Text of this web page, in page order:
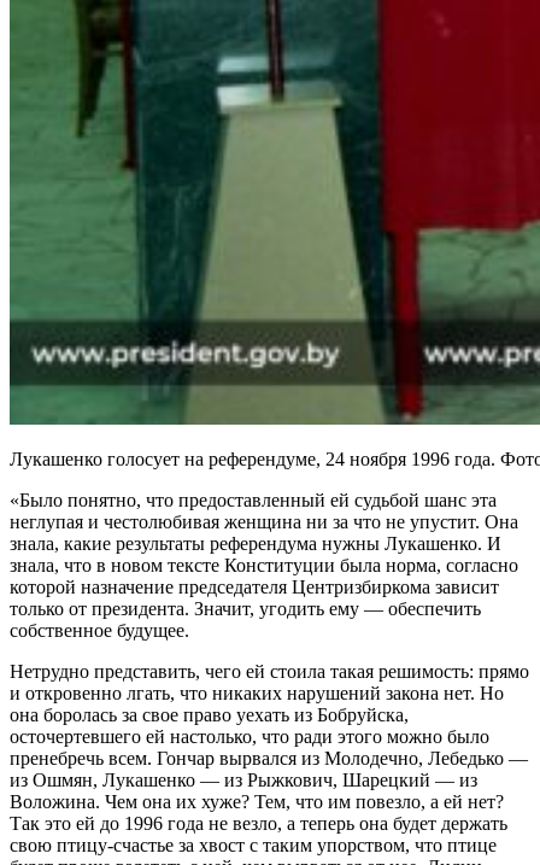
Лукашенко голосует на референдуме, 24 ноября 1996 года.
«Было понятно, что предоставленный ей судьбой шанс эта
неглупая и честолюбивая женщина ни за что не упустит. Она
знала, какие результаты референдума нужны Лукашенко. И
знала, что в новом тексте Конституции была норма, согласно
которой назначение председателя Центризбиркома зависит
только от президента. Значит, угодить ему — обеспечить
собственное будущее.
Нетрудно представить, чего ей стоила такая решимость: прямо
и откровенно лгать, что никаких нарушений закона нет. Но
она боролась за свое право уехать из Бобруйска,
осточертевшего ей настолько, что ради этого можно было
пренебречь всем. Гончар вырвался из Молодечно, Лебедько —
из Ошмян, Лукашенко — из Рыжкович, Шарецкий — из
Воложина. Чем она их хуже? Тем, что им повезло, а ей нет?
Так это ей до 1996 года не везло, а теперь она будет держать
свою птицу-счастье за хвост с таким упорством, что птице